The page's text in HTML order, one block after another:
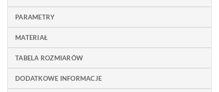
PARAMETRY
MATERIAŁ
TABELA ROZMIARÓW
DODATKOWE INFORMACJE